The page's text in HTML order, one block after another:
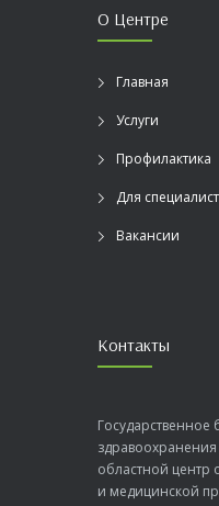
О Центре
Главная
Услуги
Профилактика
Для
Вакансии
Контакты
областной центр
и медицинской